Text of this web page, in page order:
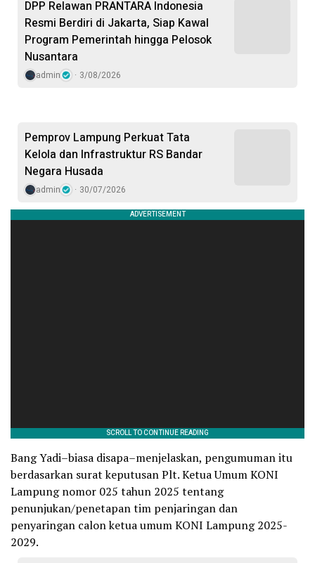
DPP Relawan PRANTARA Indonesia
Resmi Berdiri di Jakarta, Siap Kawal
Program Pemerintah hingga Pelosok
Nusantara
admin 3/08/2026
Pemprov Lampung Perkuat Tata
Kelola dan Infrastruktur RS Bandar
Negara Husada
admin 30/07/2026
Bang Yadi–biasa disapa–menjelaskan, pengumuman itu
berdasarkan surat keputusan Plt. Ketua Umum KONI
Lampung nomor 025 tahun 2025 tentang
penunjukan/penetapan tim penjaringan dan
penyaringan calon ketua umum KONI Lampung 2025-
2029.